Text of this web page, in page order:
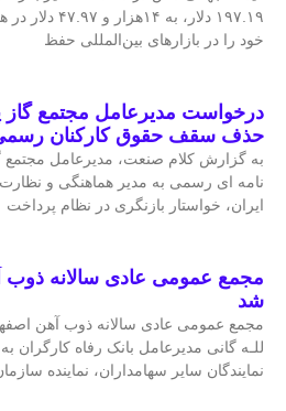
۱۹۷.۱۹ دلار،
خود را در بازارهای بین‌المللی حفظ
درخواست مدیرعامل مجتمع گاز
حذف سقف حقوق کارکنان
به گزارش کلام صنعت، مدیرعامل مجتمع
نامه ای رسمی به مدیر هماهنگی و
ایران، خواستار بازنگری در نظام پرداخت
مجمع عمومی عادی سالانه ذوب
شد
مجمع عمومی عادی سالانه ذوب آهن
للـه گانی مدیرعامل بانک رفاه کارگران
نمایندگان سایر سهامداران، نماینده